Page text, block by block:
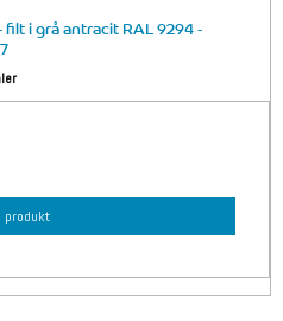
i grå antracit RAL 9294 -
produkt